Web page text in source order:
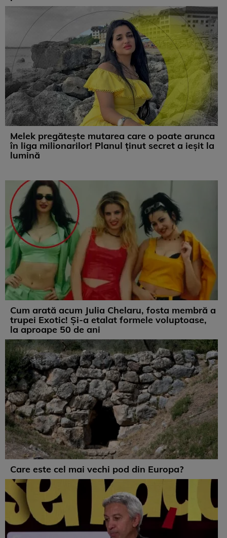
Melek pregătește mutarea care o poate arunca
în liga milionarilor! Planul ținut secret a ieșit la
lumină
Cum arată acum Julia Chelaru, fosta membră a
trupei Exotic! Și-a etalat formele voluptoase,
la aproape 50 de ani
Care este cel mai vechi pod din Europa?